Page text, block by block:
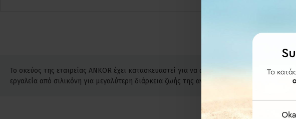
Το σκεύος της εταιρείας ANKOR έχει κατασκευαστεί για να αντέχει τις απότομες
εργαλεία από σιλικόνη για μεγαλύτερη διάρκεια ζωής της αντικολλητικής